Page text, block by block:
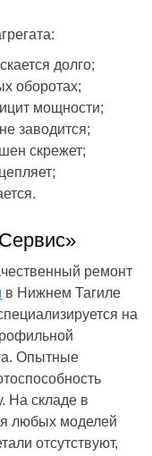
долго;
оборотах;
мощности;
заводится;
скрежет;
ремонт
в Нижнем Тагиле
на
Опытные
На складе в
любых моделей
отсутствуют,